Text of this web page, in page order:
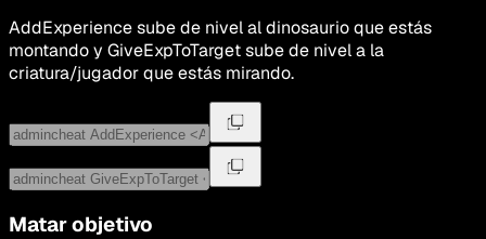
AddExperience sube de nivel al dinosaurio que estás
montando y GiveExpToTarget sube de nivel a la
criatura/jugador que estás mirando.
Matar objetivo